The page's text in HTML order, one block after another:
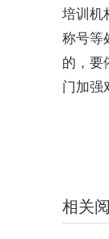
培训机
称号等
的，要
门加强
相关